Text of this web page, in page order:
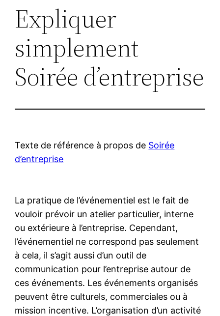
Expliquer
simplement
Soirée d’entreprise
Texte de référence à propos de Soirée
d’entreprise
La pratique de l’événementiel est le fait de
vouloir prévoir un atelier particulier, interne
ou extérieure à l’entreprise. Cependant,
l’événementiel ne correspond pas seulement
à cela, il s’agit aussi d’un outil de
communication pour l’entreprise autour de
ces événements. Les événements organisés
peuvent être culturels, commerciales ou à
mission incentive. L’organisation d’un activité